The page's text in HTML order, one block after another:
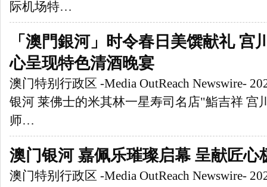
际机场特…
「澳門銀河」时令春日美馔献礼
心呈现特色清酒晚宴
澳门特别行政区 -Media OutReach Newswire-
银河 莱佛士的米其林一星寿司名店"鮨吉祥 宫
师…
澳门银河 嘉佩乐璀璨启幕 呈献匠心
澳门特别行政区 -Media OutReach Newswire-